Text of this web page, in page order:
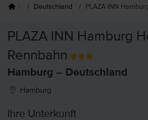
Deutschland PLAZA INN
PLAZA INN Hamburg
Rennbahn
Hamburg – Deutschland
Hamburg
Ihre Unterkunft